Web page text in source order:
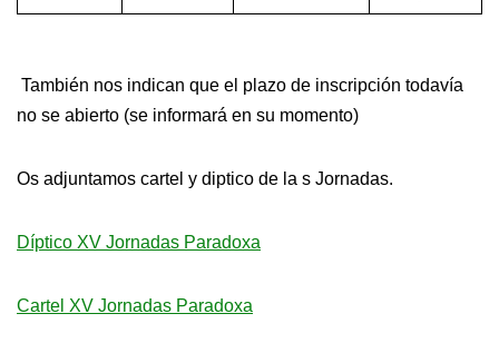
También nos indican que el plazo de inscripción todavía
no se abierto (se informará en su momento)
Os adjuntamos cartel y diptico de la s Jornadas.
Díptico XV Jornadas Paradoxa
Cartel XV Jornadas Paradoxa